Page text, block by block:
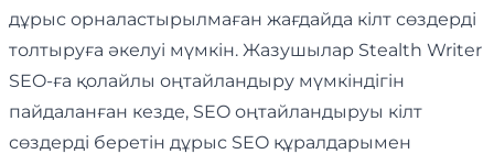
дұрыс орналастырылмаған жағдайда кілт сөздерді
толтыруға әкелуі мүмкін. Жазушылар Stealth Writer
SEO-ға қолайлы оңтайландыру мүмкіндігін
пайдаланған кезде, SEO оңтайландыруы кілт
сөздерді беретін дұрыс SEO құралдарымен